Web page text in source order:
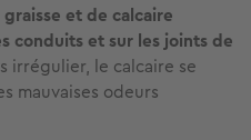
et de calcaire
conduits et sur les joints de
irrégulier, le calcaire se
mauvaises odeurs